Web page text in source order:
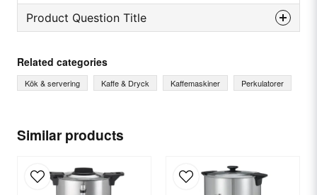
Similar products
Rostfri kran med filer
Nivåglas av okrossbar plast
Tydlig på- och avknapp
"Keep warm," Automatisk varmhållningsfunktion
Anslutning: 230V~ 50/60 Hz 1650W
Buffertlager: 10 Liter
Tapphöjd: 115 mm
Product Question Title
Ask us something about this product...
Name
email
Email
Related categories
Kök & servering Kaffe & Dryck Kaffemaskiner Perkulatorer